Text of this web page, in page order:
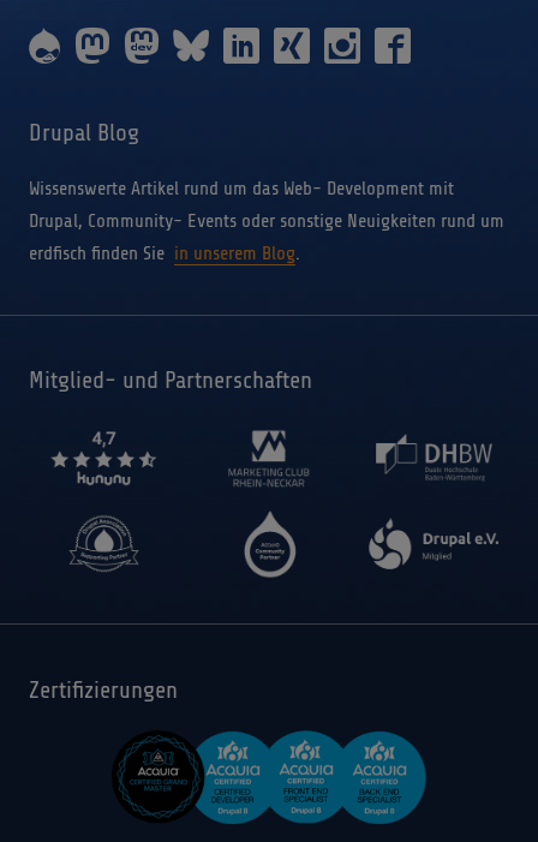
erdfisch
on
erdfisch
on
erdfisch
on
erdfisch
on
erdfisch
on
erdfisch
on
erdfisch
on
Drupal Blog
Wissenswerte Artikel rund um das Web- Development mit
Drupal, Community- Events oder sonstige Neuigkeiten rund um
erdfisch finden Sie in unserem Blog.
Mitglied- und Partnerschaften
Zertifizierungen